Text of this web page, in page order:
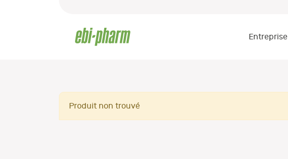
Entreprise
Produit non trouvé